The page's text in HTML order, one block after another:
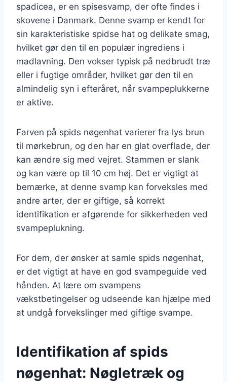
spadicea, er en spisesvamp, der ofte findes i
skovene i Danmark. Denne svamp er kendt for
sin karakteristiske spidse hat og delikate smag,
hvilket gør den til en populær ingrediens i
madlavning. Den vokser typisk på nedbrudt træ
eller i fugtige områder, hvilket gør den til en
almindelig syn i efteråret, når svampeplukkerne
er aktive.
Farven på spids nøgenhat varierer fra lys brun
til mørkebrun, og den har en glat overflade, der
kan ændre sig med vejret. Stammen er slank
og kan være op til 10 cm høj. Det er vigtigt at
bemærke, at denne svamp kan forveksles med
andre arter, der er giftige, så korrekt
identifikation er afgørende for sikkerheden ved
svampeplukning.
For dem, der ønsker at samle spids nøgenhat,
er det vigtigt at have en god svampeguide ved
hånden. At lære om svampens
vækstbetingelser og udseende kan hjælpe med
at undgå forvekslinger med giftige svampe.
Identifikation af spids
nøgenhat: Nøgletræk og